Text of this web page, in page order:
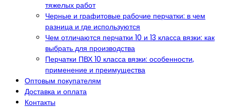
тяжелых работ
Черные и графитовые рабочие перчатки: в чем
разница и где используются
Чем отличаются перчатки 10 и 13 класса вязки: как
выбрать для производства
Перчатки ПВХ 10 класса вязки: особенности,
применение и преимущества
Оптовым покупателям
Доставка и оплата
Контакты